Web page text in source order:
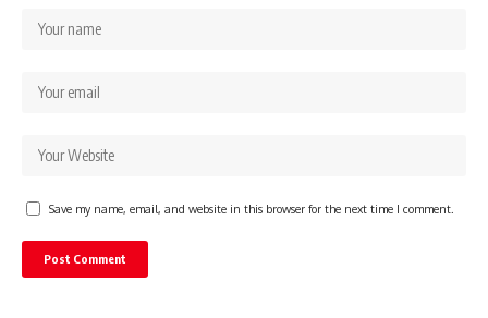
Save my name, email, and website in this browser for the next time I comment.